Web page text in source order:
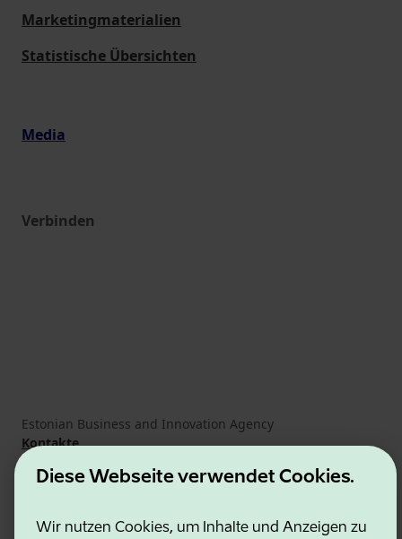
Diese Webseite verwendet Cookies.
Wir nutzen Cookies, um Inhalte und Anzeigen zu
Marketingmaterialien
Statistische Übersichten
Media
Verbinden
Estonian Business and Innovation Agency
Kontakte
Kooperationspartner
Nutzungsbedingungen